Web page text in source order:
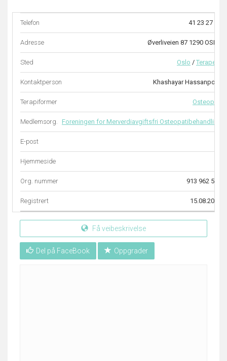
Telefon 41 23 27 91
Adresse Øverliveien 87 1290 OSLO
Sted Oslo / Terapeut
Kontaktperson Khashayar Hassanpoor
Terapiformer Osteopati
Medlemsorg. Foreningen for Merverdiavgiftsfri Osteopatibehandling
E-post
Hjemmeside
Org. nummer 913 962 567
Registrert 15.08.2014
Få veibeskrivelse
Del på FaceBook Oppgrader